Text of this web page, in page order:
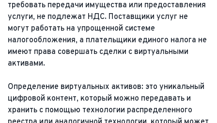
требовать передачи имущества или предоставления
услуги, не подлежат НДС. Поставщики услуг не
могут работать на упрощенной системе
налогообложения, а плательщики единого налога не
имеют права совершать сделки с виртуальными
активами.
Определение виртуальных активов: это уникальный
цифровой контент, который можно передавать и
хранить с помощью технологии распределенного